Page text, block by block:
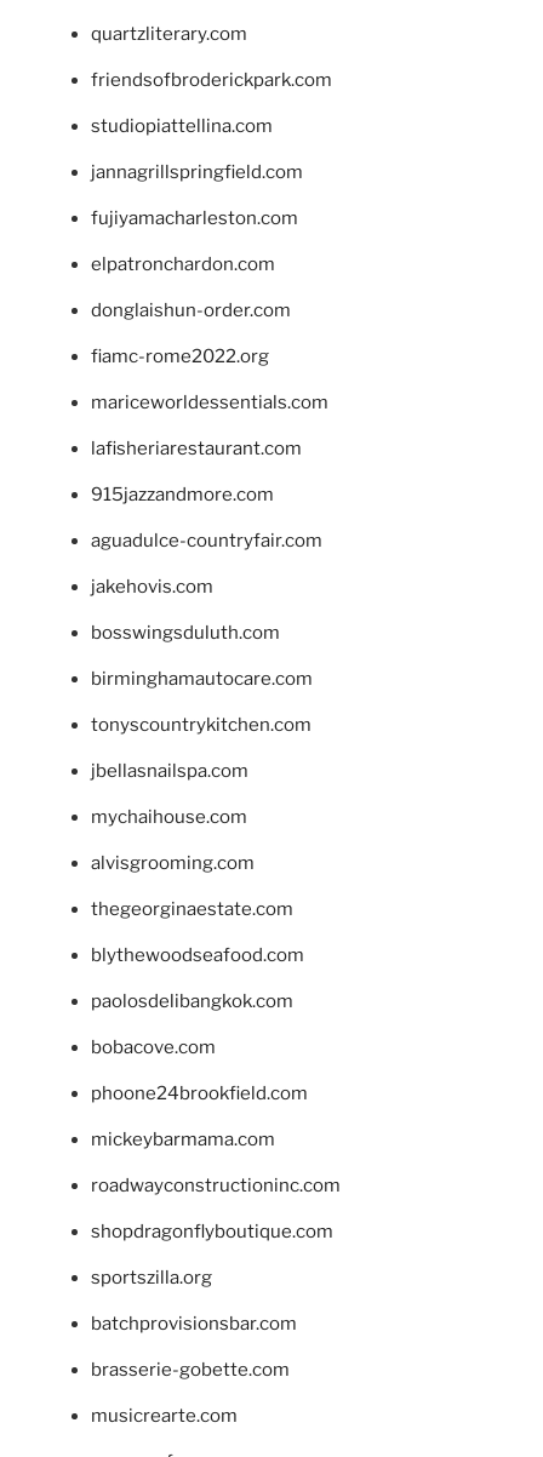
quartzliterary.com
friendsofbroderickpark.com
studiopiattellina.com
jannagrillspringfield.com
fujiyamacharleston.com
elpatronchardon.com
donglaishun-order.com
fiamc-rome2022.org
mariceworldessentials.com
lafisheriarestaurant.com
915jazzandmore.com
aguadulce-countryfair.com
jakehovis.com
bosswingsduluth.com
birminghamautocare.com
tonyscountrykitchen.com
jbellasnailspa.com
mychaihouse.com
alvisgrooming.com
thegeorginaestate.com
blythewoodseafood.com
paolosdelibangkok.com
bobacove.com
phoone24brookfield.com
mickeybarmama.com
roadwayconstructioninc.com
shopdragonflyboutique.com
sportszilla.org
batchprovisionsbar.com
brasserie-gobette.com
musicrearte.com